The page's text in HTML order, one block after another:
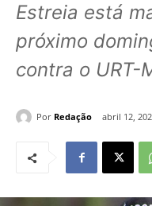
Estreia está
próximo
contra o URT-
Por Redação abril 12,